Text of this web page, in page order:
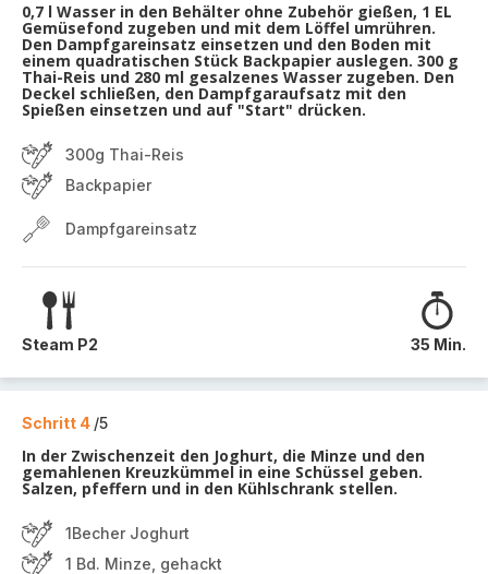
0,7 l Wasser in den Behälter ohne Zubehör gießen, 1 EL
Gemüsefond zugeben und mit dem Löffel umrühren.
Den Dampfgareinsatz einsetzen und den Boden mit
einem quadratischen Stück Backpapier auslegen. 300 g
Thai-Reis und 280 ml gesalzenes Wasser zugeben. Den
Deckel schließen, den Dampfgaraufsatz mit den
Spießen einsetzen und auf "Start" drücken.
300g Thai-Reis
Backpapier
Dampfgareinsatz
Steam P2 35 Min.
Schritt 4 /5
In der Zwischenzeit den Joghurt, die Minze und den
gemahlenen Kreuzkümmel in eine Schüssel geben.
Salzen, pfeffern und in den Kühlschrank stellen.
1Becher Joghurt
1 Bd. Minze, gehackt